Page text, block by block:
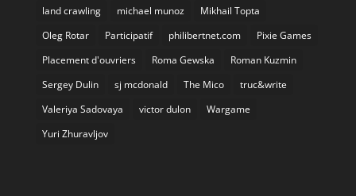
land crawling
michael munoz
Mikhail Topta
Oleg Rotar
Participatif philibertnet.com
Pixie Games
Placement d'ouvriers
Roma Gewska
Roman Kuzmin
Sergey Dulin
sj mcdonald The Mico
truc&write
Valeriya Sadovaya
victor dulon
Wargame
Yuri Zhuravljov